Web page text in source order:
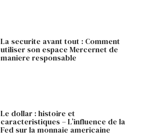
La securite avant tout : Comment
utiliser son espace Mercernet de
maniere responsable
Le dollar : histoire et
caracteristiques – L’influence de la
Fed sur la monnaie americaine